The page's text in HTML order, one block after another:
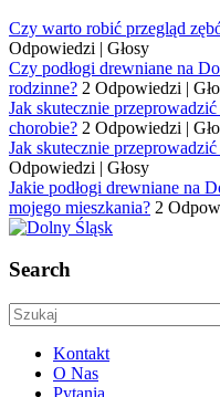
Czy warto robić przegląd
Odpowiedzi | Głosy
Czy podłogi drewniane na
rodzinne? 2 Odpowiedzi |
Jak skutecznie
chorobie? 2 Odpowiedzi |
Jak skutecznie
Odpowiedzi | Głosy
Jakie podłogi drewniane na
mojego mieszkania? 2
Search
Kontakt
O Nas
Pytania